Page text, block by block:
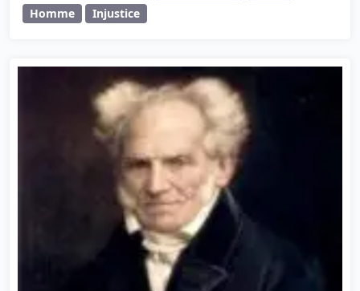
Homme
Injustice